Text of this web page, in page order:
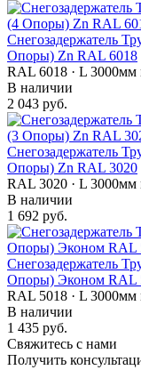
Снегозадержатель
Опоры) Zn RAL 6018
RAL 6018 · L 3000мм
В наличии
2 043 руб.
Снегозадержатель
Опоры) Zn RAL 3020
RAL 3020 · L 3000мм
В наличии
1 692 руб.
Снегозадержатель
Опоры) Эконом RAL
RAL 5018 · L 3000мм
В наличии
1 435 руб.
Свяжитесь с нами
Получить